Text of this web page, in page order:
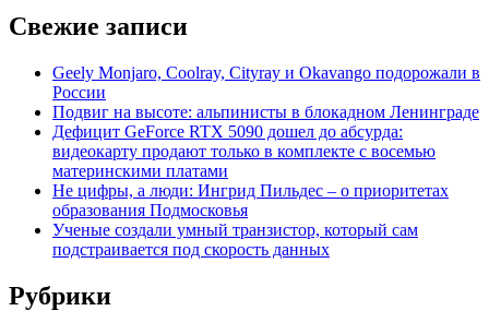
Свежие записи
Geely Monjaro, Coolray, Cityray и Okavango подорожали в
России
Подвиг на высоте: альпинисты в блокадном Ленинграде
Дефицит GeForce RTX 5090 дошел до абсурда:
видеокарту продают только в комплекте с восемью
материнскими платами
Не цифры, а люди: Ингрид Пильдес – о приоритетах
образования Подмосковья
Ученые создали умный транзистор, который сам
подстраивается под скорость данных
Рубрики